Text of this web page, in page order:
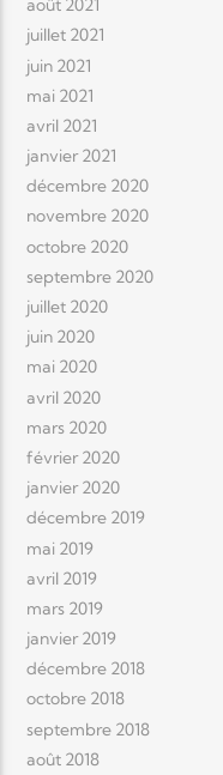
août 2021
juillet 2021
juin 2021
mai 2021
avril 2021
janvier 2021
décembre 2020
novembre 2020
octobre 2020
septembre 2020
juillet 2020
juin 2020
mai 2020
avril 2020
mars 2020
février 2020
janvier 2020
décembre 2019
mai 2019
avril 2019
mars 2019
janvier 2019
décembre 2018
octobre 2018
septembre 2018
août 2018